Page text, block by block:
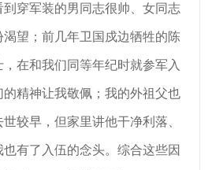
到穿军装的男同志很帅、女同志
望；前几年卫国戍边牺牲的陈
在和我们同等年纪时就参军入
精神让我敬佩；我的外祖父也
较早，但家里讲他干净利落、
有了入伍的念头。综合这些因